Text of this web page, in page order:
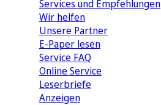
Services und Empfehlungen
Wir helfen
Unsere Partner
E-Paper lesen
Service FAQ
Online Service
Leserbriefe
Anzeigen